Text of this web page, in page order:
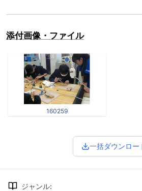
添付画像・ファイル
160259
一括ダウンロー
ジャンル: